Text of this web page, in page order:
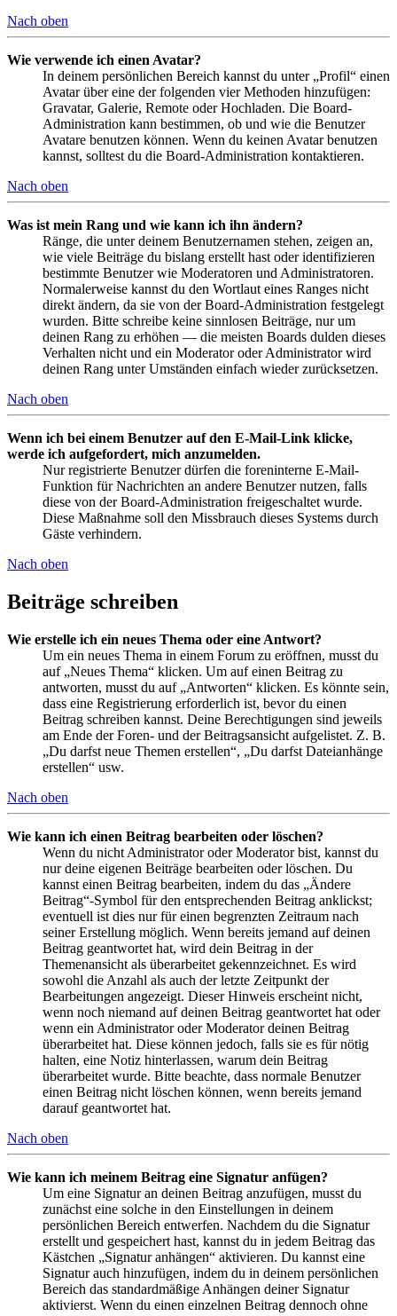
Nach oben
Wie verwende ich einen Avatar?
In deinem persönlichen Bereich kannst du unter „Profil“ einen
Avatar über eine der folgenden vier Methoden hinzufügen:
Gravatar, Galerie, Remote oder Hochladen. Die Board-
Administration kann bestimmen, ob und wie die Benutzer
Avatare benutzen können. Wenn du keinen Avatar benutzen
kannst, solltest du die Board-Administration kontaktieren.
Nach oben
Was ist mein Rang und wie kann ich ihn ändern?
Ränge, die unter deinem Benutzernamen stehen, zeigen an,
wie viele Beiträge du bislang erstellt hast oder identifizieren
bestimmte Benutzer wie Moderatoren und Administratoren.
Normalerweise kannst du den Wortlaut eines Ranges nicht
direkt ändern, da sie von der Board-Administration festgelegt
wurden. Bitte schreibe keine sinnlosen Beiträge, nur um
deinen Rang zu erhöhen — die meisten Boards dulden dieses
Verhalten nicht und ein Moderator oder Administrator wird
deinen Rang unter Umständen einfach wieder zurücksetzen.
Nach oben
Wenn ich bei einem Benutzer auf den E-Mail-Link klicke,
werde ich aufgefordert, mich anzumelden.
Nur registrierte Benutzer dürfen die foreninterne E-Mail-
Funktion für Nachrichten an andere Benutzer nutzen, falls
diese von der Board-Administration freigeschaltet wurde.
Diese Maßnahme soll den Missbrauch dieses Systems durch
Gäste verhindern.
Nach oben
Beiträge schreiben
Wie erstelle ich ein neues Thema oder eine Antwort?
Um ein neues Thema in einem Forum zu eröffnen, musst du
auf „Neues Thema“ klicken. Um auf einen Beitrag zu
antworten, musst du auf „Antworten“ klicken. Es könnte sein,
dass eine Registrierung erforderlich ist, bevor du einen
Beitrag schreiben kannst. Deine Berechtigungen sind jeweils
am Ende der Foren- und der Beitragsansicht aufgelistet. Z. B.
„Du darfst neue Themen erstellen“, „Du darfst Dateianhänge
erstellen“ usw.
Nach oben
Wie kann ich einen Beitrag bearbeiten oder löschen?
Wenn du nicht Administrator oder Moderator bist, kannst du
nur deine eigenen Beiträge bearbeiten oder löschen. Du
kannst einen Beitrag bearbeiten, indem du das „Ändere
Beitrag“-Symbol für den entsprechenden Beitrag anklickst;
eventuell ist dies nur für einen begrenzten Zeitraum nach
seiner Erstellung möglich. Wenn bereits jemand auf deinen
Beitrag geantwortet hat, wird dein Beitrag in der
Themenansicht als überarbeitet gekennzeichnet. Es wird
sowohl die Anzahl als auch der letzte Zeitpunkt der
Bearbeitungen angezeigt. Dieser Hinweis erscheint nicht,
wenn noch niemand auf deinen Beitrag geantwortet hat oder
wenn ein Administrator oder Moderator deinen Beitrag
überarbeitet hat. Diese können jedoch, falls sie es für nötig
halten, eine Notiz hinterlassen, warum dein Beitrag
überarbeitet wurde. Bitte beachte, dass normale Benutzer
einen Beitrag nicht löschen können, wenn bereits jemand
darauf geantwortet hat.
Nach oben
Wie kann ich meinem Beitrag eine Signatur anfügen?
Um eine Signatur an deinen Beitrag anzufügen, musst du
zunächst eine solche in den Einstellungen in deinem
persönlichen Bereich entwerfen. Nachdem du die Signatur
erstellt und gespeichert hast, kannst du in jedem Beitrag das
Kästchen „Signatur anhängen“ aktivieren. Du kannst eine
Signatur auch hinzufügen, indem du in deinem persönlichen
Bereich das standardmäßige Anhängen deiner Signatur
aktivierst. Wenn du einen einzelnen Beitrag dennoch ohne